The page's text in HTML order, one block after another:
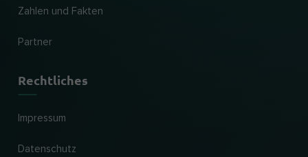
Zahlen und Fakten
Partner
Rechtliches
Impressum
Datenschutz